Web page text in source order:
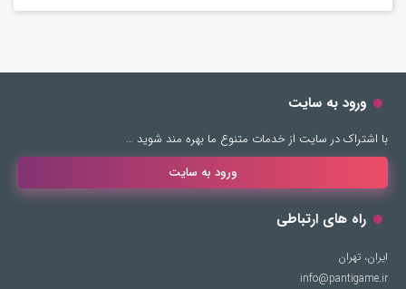
ورود به سایت
با اشتراک در سایت از خدمات متنوع ما بهره مند شوید …
ورود به سایت
راه های ارتباطی
ایران، تهران
info@pantigame.ir